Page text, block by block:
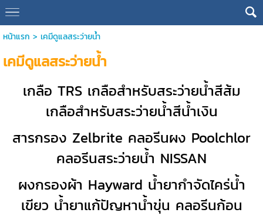
หน้าแรก > เคมีดูแลสระว่ายน้ำ
เคมีดูแลสระว่ายน้ำ
เกลือ TRS เกลือสำหรับสระว่ายน้ำสีส้ม
เกลือสำหรับสระว่ายน้ำสีน้ำเงิน
สารกรอง Zelbrite คลอรีนผง Poolchlor
คลอรีนสระว่ายน้ำ NISSAN
ผงกรองผ้า Hayward นํ้ายากําจัดไคร่นํ้า
เขียว นํ้ายาแก้ปัญหานํ้าขุ่น คลอรีนก้อน